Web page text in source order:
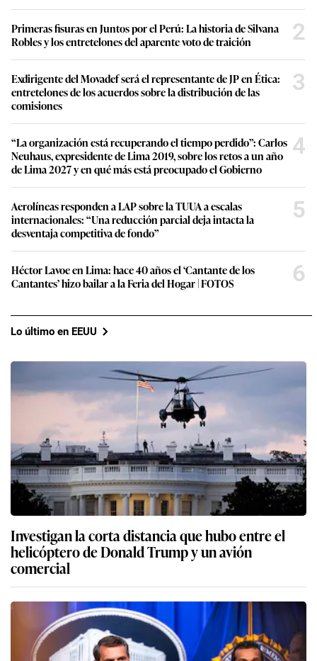
Primeras fisuras en Juntos por el Perú: La historia de Silvana
Robles y los entretelones del aparente voto de traición
2
Exdirigente del Movadef será el representante de JP en Ética:
entretelones de los acuerdos sobre la distribución de las
comisiones
3
“La organización está recuperando el tiempo perdido”: Carlos
Neuhaus, expresidente de Lima 2019, sobre los retos a un año
de Lima 2027 y en qué más está preocupado el Gobierno
4
Aerolíneas responden a LAP sobre la TUUA a escalas
internacionales: “Una reducción parcial deja intacta la
desventaja competitiva de fondo”
5
Héctor Lavoe en Lima: hace 40 años el ‘Cantante de los
Cantantes’ hizo bailar a la Feria del Hogar | FOTOS
6
Lo último en EEUU
Investigan la corta distancia que hubo entre el
helicóptero de Donald Trump y un avión
comercial